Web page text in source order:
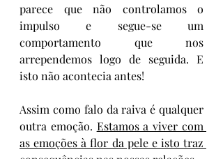
parece que não controlamos o
impulso e segue-se um
comportamento que nos
arrependemos logo de seguida. E
isto não acontecia antes!
Assim como falo da raiva é qualquer
outra emoção. Estamos a viver com
as emoções à flor da pele e isto traz